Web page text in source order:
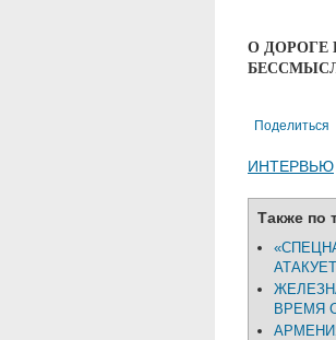
О
Поделиться
ИНТЕРВЬЮ
Также по
ВРЕМЯ